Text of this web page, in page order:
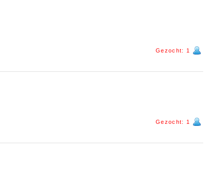
Gezocht: 1
Gezocht: 1